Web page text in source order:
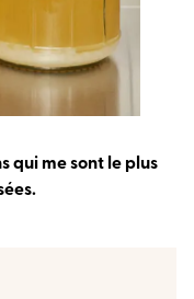
qui me sont le plus